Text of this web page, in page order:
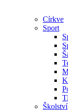
Církve
Sport
Školství